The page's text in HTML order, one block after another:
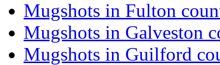
Mugshots in Fulton
Mugshots in Galveston
Mugshots in Guilford